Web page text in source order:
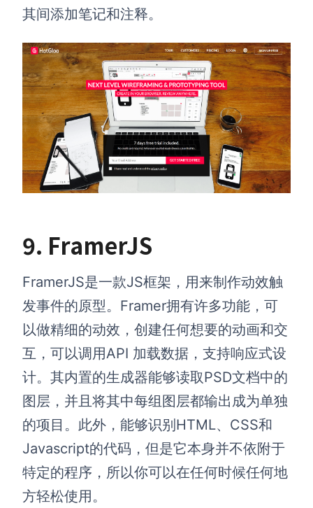
其间添加笔记和注释。
9. FramerJS
FramerJS是一款JS框架，用来制作动效触
发事件的原型。Framer拥有许多功能，可
以做精细的动效，创建任何想要的动画和交
互，可以调用API 加载数据，支持响应式设
计。其内置的生成器能够读取PSD文档中的
图层，并且将其中每组图层都输出成为单独
的项目。此外，能够识别HTML、CSS和
Javascript的代码，但是它本身并不依附于
特定的程序，所以你可以在任何时候任何地
方轻松使用。